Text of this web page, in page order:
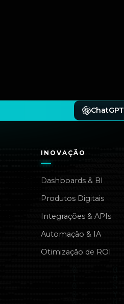
ChatGPT
INOVAÇÃO
Dashboards & BI
Produtos Digitais
Integrações & APIs
Automação & IA
Otimização de ROI